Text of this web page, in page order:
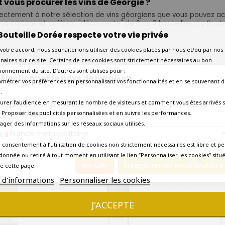
le pays de livraison
prix et les frais peuvent varier en fonction du pays/de la
de livraison.
Annuler Enregistrer les modifications
à notre sélection de vins géorgiens que vous pouvez
cartons et coffrets "découverte" de 6 ou 3 bouteilles : La
d’acheter.
LES COFFRETS CADEAUX POUR DÉCOUVRIR
dessous les vins blancs, rouges et oranges géorgiens, vous
de 2 ou 3 bouteilles, une belle idée de cadeau pour
Il y a 3 produits.
favorite_border favorite_border
Dorée respecte votre vie privée
accord, nous souhaiterions utiliser des cookies placés par nous et/ou par nos
sur ce site. Certains de ces cookies sont strictement nécessaires au bon
du site. D’autres sont utilisés pour :
vos préférences en personnalisant vos fonctionnalités et en se souvenant
l’audience en mesurant le nombre de visiteurs et comment vous êtes arrivés
Proposer des publicités personnalisées et en suivre les performances.
des informations sur les réseaux sociaux utilisés.
consentement à l’utilisation de cookies non strictement nécessaires est libre et
ou retiré à tout moment en utilisant le lien “Personnaliser les cookies”
cette page.
d'informations Personnaliser les cookies
J'ACCEPTE